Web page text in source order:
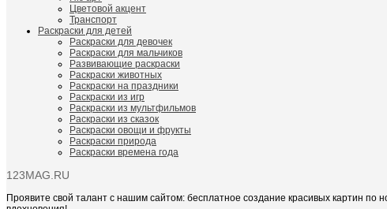
Цветовой акцент
Транспорт
Раскраски для детей
Раскраски для девочек
Раскраски для мальчиков
Развивающие раскраски
Раскраски животных
Раскраски на праздники
Раскраски из игр
Раскраски из мультфильмов
Раскраски из сказок
Раскраски овощи и фрукты
Раскраски природа
Раскраски времена года
123MAG.RU
Проявите свой талант с нашим сайтом: бесплатное создание красивых картин